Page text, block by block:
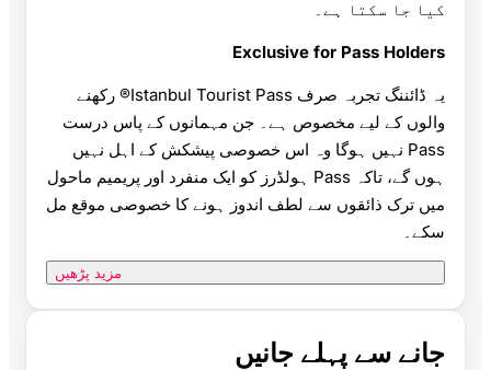
کیا جا سکتا ہے۔
Exclusive for Pass Holders
یہ ڈائننگ تجربہ صرف Istanbul Tourist Pass® رکھنے
والوں کے لیے مخصوص ہے۔ جن مہمانوں کے پاس درست
Pass نہیں ہوگا وہ اس خصوصی پیشکش کے اہل نہیں
ہوں گے، تاکہ Pass ہولڈرز کو ایک منفرد اور پریمیم ماحول
میں ترک ذائقوں سے لطف اندوز ہونے کا خصوصی موقع مل
سکے۔
مزید پڑھیں
جانے سے پہلے جانیں